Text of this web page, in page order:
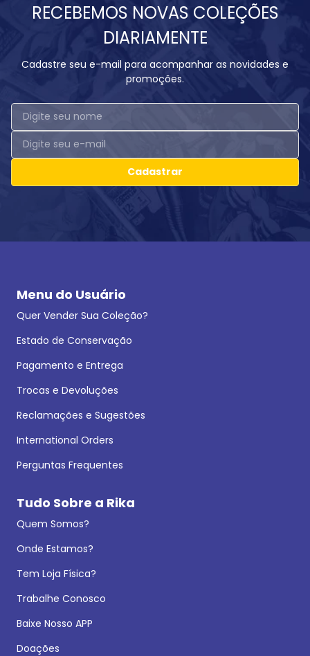
RECEBEMOS NOVAS COLEÇÕES
DIARIAMENTE
Cadastre seu e-mail para acompanhar as novidades e
promoções.
Cadastrar
Menu do Usuário
Quer Vender Sua Coleção?
Estado de Conservação
Pagamento e Entrega
Trocas e Devoluções
Reclamações e Sugestões
International Orders
Perguntas Frequentes
Tudo Sobre a Rika
Quem Somos?
Onde Estamos?
Tem Loja Física?
Trabalhe Conosco
Baixe Nosso APP
Doações